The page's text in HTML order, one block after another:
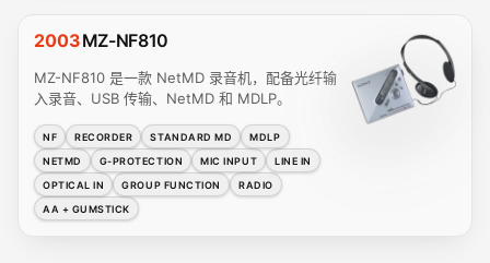
2003MZ-NF810
MZ-NF810 是一款 NetMD 录音机，配备光纤输
入录音、USB 传输、NetMD 和 MDLP。
NF RECORDER STANDARD MD
MDLP
NETMD
G-PROTECTION MIC INPUT
LINE IN
OPTICAL IN
GROUP FUNCTION
RADIO
AA + GUMSTICK